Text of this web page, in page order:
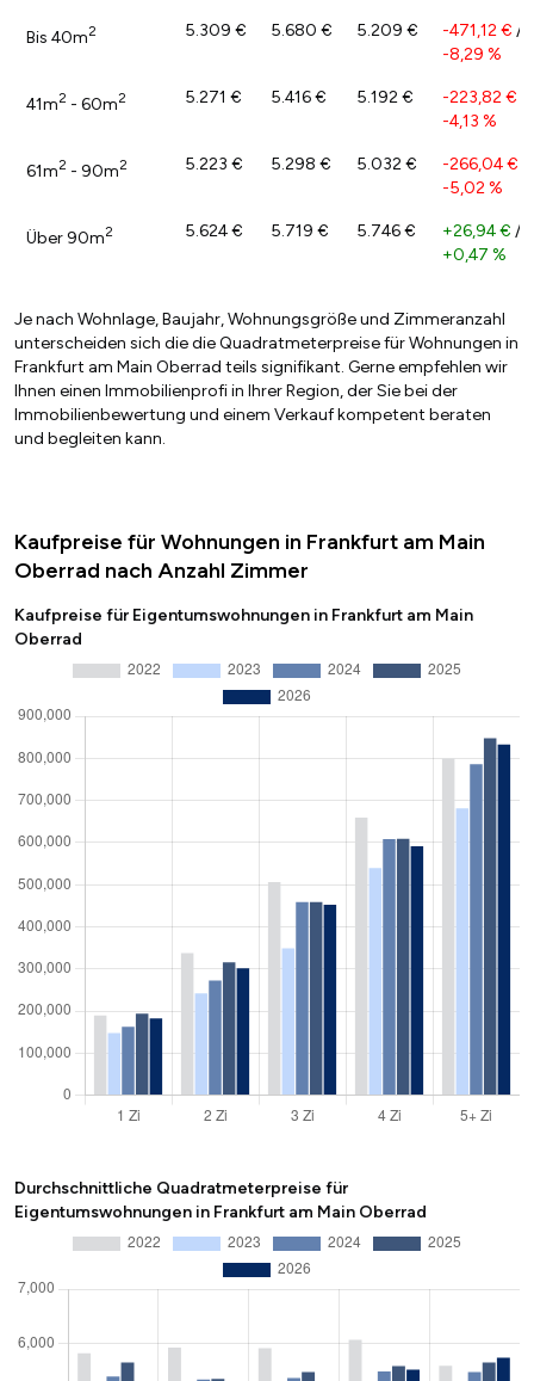
Bis 40m2 5.309 € 5.680 € 5.209 € -471,12 € /
-8,29 %
41m2 - 60m2 5.271 € 5.416 € 5.192 € -223,82 €
-4,13 %
61m2 - 90m2 5.223 € 5.298 € 5.032 € -266,04 €
-5,02 %
Über 90m2 5.624 € 5.719 € 5.746 € +26,94 € /
+0,47 %
Je nach Wohnlage, Baujahr, Wohnungsgröße und Zimmeranzahl
unterscheiden sich die die Quadratmeterpreise für Wohnungen in
Frankfurt am Main Oberrad teils signifikant. Gerne empfehlen wir
Ihnen einen Immobilienprofi in Ihrer Region, der Sie bei der
Immobilienbewertung und einem Verkauf kompetent beraten
und begleiten kann.
Kaufpreise für Wohnungen in Frankfurt am Main
Oberrad nach Anzahl Zimmer
Kaufpreise für Eigentumswohnungen in Frankfurt am Main
Oberrad
Durchschnittliche Quadratmeterpreise für
Eigentumswohnungen in Frankfurt am Main Oberrad